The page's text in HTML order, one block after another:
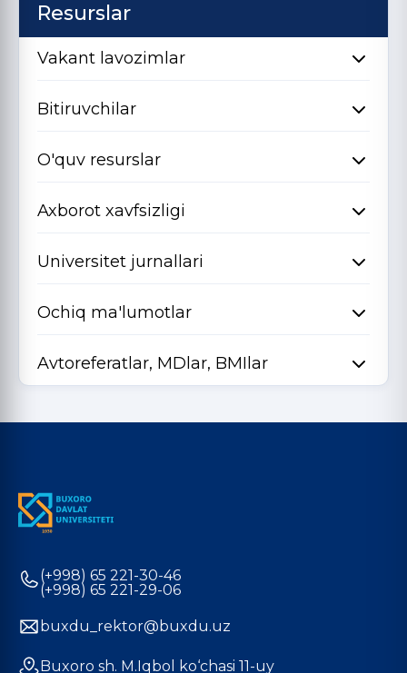
Resurslar
Vakant lavozimlar
Bitiruvchilar
O'quv resurslar
Axborot xavfsizligi
Universitet jurnallari
Ochiq ma'lumotlar
Avtoreferatlar, MDlar, BMIlar
(+998) 65 221-30-46
(+998) 65 221-29-06
buxdu_rektor@buxdu.uz
Buxoro sh. M.Iqbol ko‘chasi 11-uy